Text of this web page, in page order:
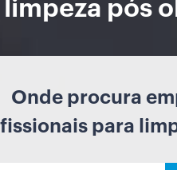
Onde procura
para